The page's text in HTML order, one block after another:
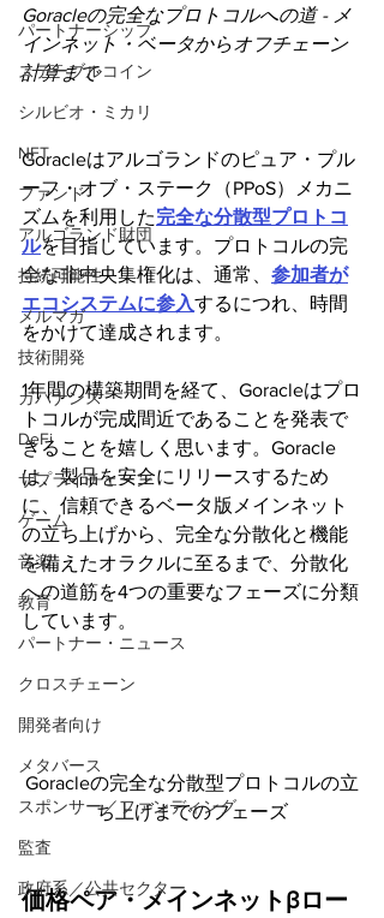
パートナーシップ
ステーブルコイン
シルビオ・ミカリ
NFT
ファンド
アルゴランド財団
持続可能性
メルマガ
技術開発
ガバナンス
DeFi
サプライチェーン
ゲーム
音楽
教育
パートナー・ニュース
クロスチェーン
開発者向け
メタバース
スポンサー／ファンディング
監査
政府系／公共セクター
Goracleの完全なプロトコルへの道 - メ
インネット・ベータからオフチェーン
計算まで
Goracleはアルゴランドのピュア・プル
ーフ・オブ・ステーク（PPoS）メカニ
ズムを利用した完全な分散型プロトコ
ルを目指しています。プロトコルの完
全な非中央集権化は、通常、 参加者が
エコシステムに参入するにつれ、時間
をかけて達成されます。
1年間の構築期間を経て、Goracleはプロ
トコルが完成間近であることを発表で
きることを嬉しく思います。Goracle
は、製品を安全にリリースするため
に、信頼できるベータ版メインネット
の立ち上げから、完全な分散化と機能
を備えたオラクルに至るまで、分散化
への道筋を4つの重要なフェーズに分類
しています。
Goracleの完全な分散型プロトコルの立
ち上げまでのフェーズ
価格ペア・メインネットβロー